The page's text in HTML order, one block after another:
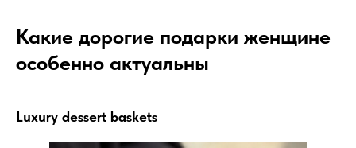
Какие дорогие подарки женщине
особенно актуальны
Luxury dessert baskets